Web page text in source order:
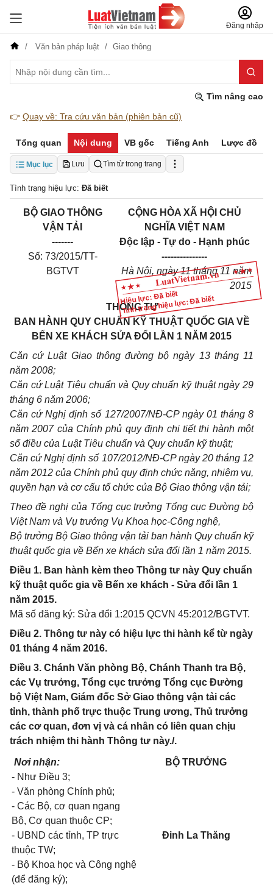
Đăng nhập
Văn bản pháp luật Giao thông
Tìm nâng cao
👉 Quay về: Tra cứu văn bản (phiên bản cũ)
Tổng quan Nội dung VB gốc Tiếng Anh Lược đồ
Mục lục Lưu Tìm từ trong trang
Tình trạng hiệu lực: Đã biết
Hiệu lực: Đã biết
Tình trạng hiệu lực: Đã biết
BỘ GIAO THÔNG
VẬN TẢI
-------
Số: 73/2015/TT-
BGTVT
CỘNG HÒA XÃ HỘI CHỦ
NGHĨA VIỆT NAM
Độc lập - Tự do - Hạnh phúc
---------------
Hà Nội, ngày 11 tháng 11 năm
2015
THÔNG TƯ
BAN HÀNH QUY CHUẨN KỸ THUẬT QUỐC GIA VỀ
BẾN XE KHÁCH SỬA ĐỔI LẦN 1 NĂM 2015
Căn cứ Luật Giao thông đường bộ ngày 13 tháng 11
năm 2008;
Căn cứ Luật Tiêu chuẩn và Quy chuẩn kỹ thuật ngày 29
tháng 6 năm 2006;
Căn cứ Nghị định số 127/2007/NĐ-CP ngày 01 tháng 8
năm 2007 của Chính phủ quy định chitiết thi hành một
số điều của Luật Tiêu chuẩn và Quy chuẩn kỹ thuật;
Căn cứ Nghị định số 107/2012/NĐ-CP ngày 20 tháng 12
năm 2012 của Chính phủ quy định chức năng, nhiệm vụ,
quyền hạn và cơ cấu tổ chức của Bộ Giao thông vận tải;
Theo đề nghị của Tổng cục trưởng Tổng cục Đường bộ
Việt Nam và Vụ trưởng Vụ Khoa học-Công nghệ,
Bộ trưởng Bộ Giao thông vận tải ban hành Quy chuẩn kỹ
thuật quốc gia về Bến xe khách sửa đổi lần 1 năm 2015.
Điều 1. Ban hành kèm theo Thông tư này Quy chuẩn
kỹ thuật quốc gia về Bến xe khách - Sửa đổi lần 1
năm 2015.
Mã số đăng ký: Sửa đổi 1:2015 QCVN 45:2012/BGTVT.
Điều 2. Thông tư này có hiệu lực thi hành kể từ ngày
01 tháng 4 năm 2016.
Điều 3. Chánh Văn phòng Bộ, Chánh Thanh tra Bộ,
các Vụ trưởng, Tổng cục trưởng Tổng cục Đường
bộ Việt Nam, Giám đốc Sở Giao thông vận tải các
tỉnh, thành phố trực thuộc Trung ương, Thủ trưởng
các cơ quan, đơn vị và cá nhân có liên quan chịu
trách nhiệm thi hành Thông tư này./.
Nơi nhận:
- Như Điều 3;
- Văn phòng Chính phủ;
- Các Bộ, cơ quan ngang
Bộ, Cơ quan thuộc CP;
- UBND các tỉnh, TP trực
thuộc TW;
- Bộ Khoa học và Công nghệ
(để đăng ký);
BỘ TRƯỞNG
Đinh La Thăng